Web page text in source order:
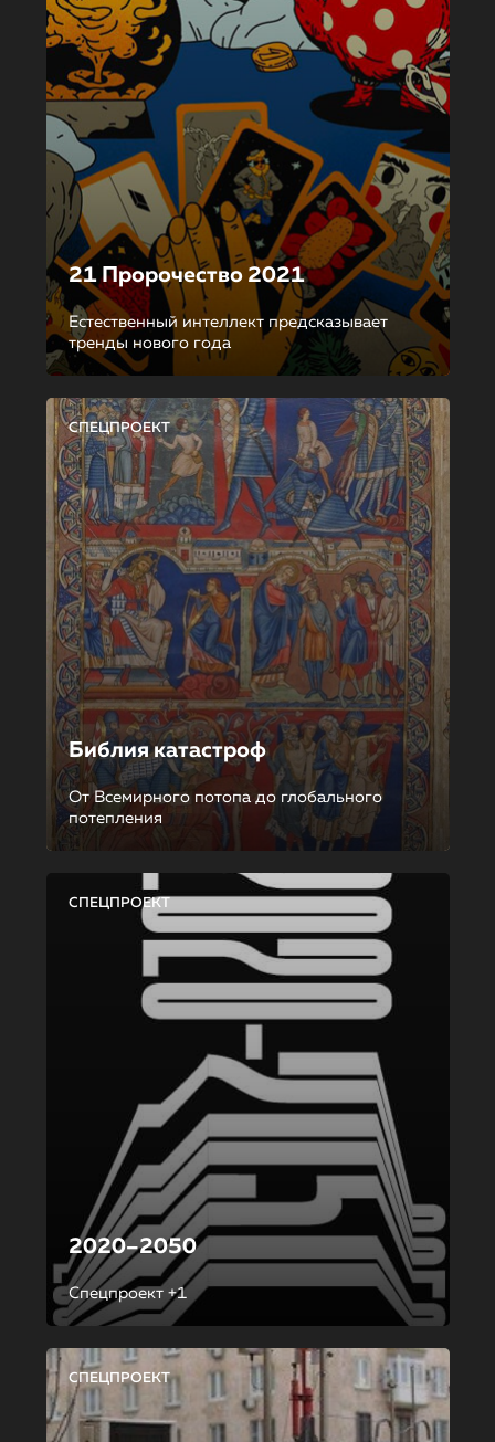
21 Пророчество 2021
Естественный интеллект предсказывает
тренды нового года
СПЕЦПРОЕКТ
Библия катастроф
От Всемирного потопа до глобального
потепления
СПЕЦПРОЕКТ
2020–2050
Спецпроект +1
СПЕЦПРОЕКТ